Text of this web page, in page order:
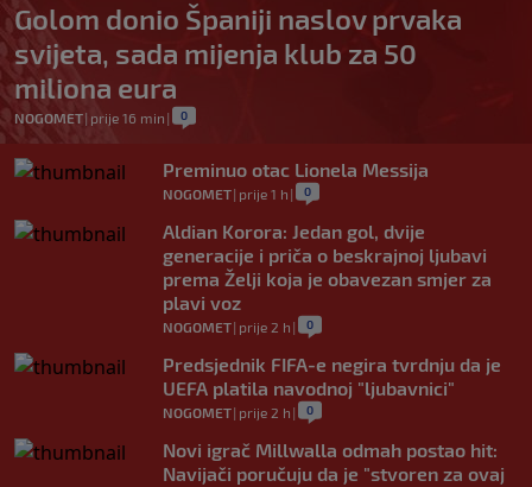
Golom donio Španiji naslov prvaka
svijeta, sada mijenja klub za 50
miliona eura
NOGOMET| prije 16 min | 0
Preminuo otac Lionela Messija
NOGOMET| prije 1 h | 0
Aldian Korora: Jedan gol, dvije
generacije i priča o beskrajnoj ljubavi
prema Želji koja je obavezan smjer za
plavi voz
NOGOMET| prije 2 h | 0
Predsjednik FIFA-e negira tvrdnju da je
UEFA platila navodnoj "ljubavnici"
NOGOMET| prije 2 h | 0
Novi igrač Millwalla odmah postao hit:
Navijači poručuju da je "stvoren za ovaj